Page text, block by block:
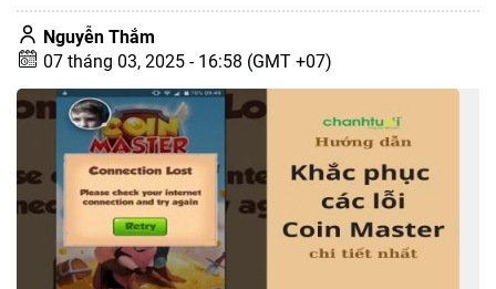
Nguyễn Thắm
07 tháng 03, 2025 - 16:58 (GMT +07)